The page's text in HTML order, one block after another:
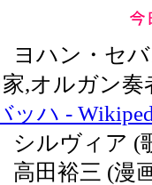
ヨハン・セ
家,オルガ
ッハ -
シルヴィア (
田裕三 (漫